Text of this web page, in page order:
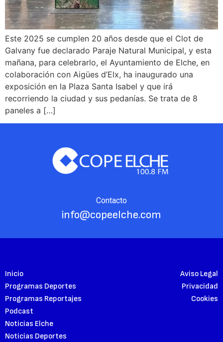
Este 2025 se cumplen 20 años desde que el Clot de
Galvany fue declarado Paraje Natural Municipal, y esta
mañana, para celebrarlo, el Ayuntamiento de Elche, en
colaboración con Aigües d’Elx, ha inaugurado una
exposición en la Plaza Santa Isabel y que irá
recorriendo la ciudad y sus pedanías. Se trata de 8
paneles a […]
Contacto
info@copeelche.com
Inicio
Programas Deportes
Programas Reportajes
Podcast
Noticias Elche
Noticias Deportes
Aviso Legal
Privacidad
Cookies